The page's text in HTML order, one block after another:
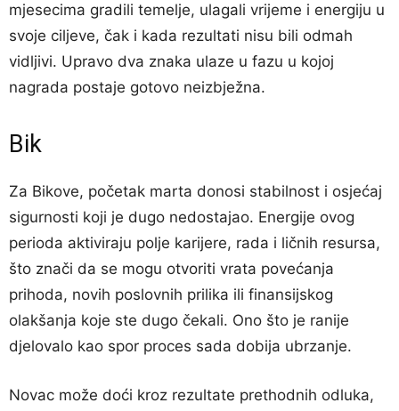
mjesecima gradili temelje, ulagali vrijeme i energiju u
svoje ciljeve, čak i kada rezultati nisu bili odmah
vidljivi. Upravo dva znaka ulaze u fazu u kojoj
nagrada postaje gotovo neizbježna.
Bik
Za Bikove, početak marta donosi stabilnost i osjećaj
sigurnosti koji je dugo nedostajao. Energije ovog
perioda aktiviraju polje karijere, rada i ličnih resursa,
što znači da se mogu otvoriti vrata povećanja
prihoda, novih poslovnih prilika ili finansijskog
olakšanja koje ste dugo čekali. Ono što je ranije
djelovalo kao spor proces sada dobija ubrzanje.
Novac može doći kroz rezultate prethodnih odluka,